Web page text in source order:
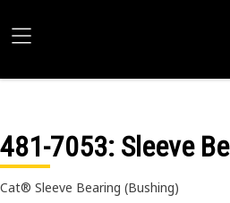
481-7053: Sleeve
Cat® Sleeve Bearing (Bushing)